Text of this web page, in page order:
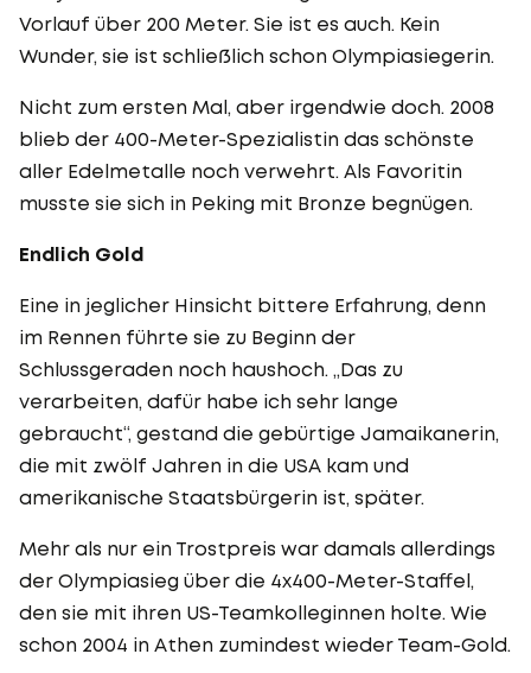
Vorlauf über 200 Meter. Sie ist es auch. Kein
Wunder, sie ist schließlich schon Olympiasiegerin.
Nicht zum ersten Mal, aber irgendwie doch. 2008
blieb der 400-Meter-Spezialistin das schönste
aller Edelmetalle noch verwehrt. Als Favoritin
musste sie sich in Peking mit Bronze begnügen.
Endlich Gold
Eine in jeglicher Hinsicht bittere Erfahrung, denn
im Rennen führte sie zu Beginn der
Schlussgeraden noch haushoch. „Das zu
verarbeiten, dafür habe ich sehr lange
gebraucht“, gestand die gebürtige Jamaikanerin,
die mit zwölf Jahren in die USA kam und
amerikanische Staatsbürgerin ist, später.
Mehr als nur ein Trostpreis war damals allerdings
der Olympiasieg über die 4x400-Meter-Staffel,
den sie mit ihren US-Teamkolleginnen holte. Wie
schon 2004 in Athen zumindest wieder Team-Gold.